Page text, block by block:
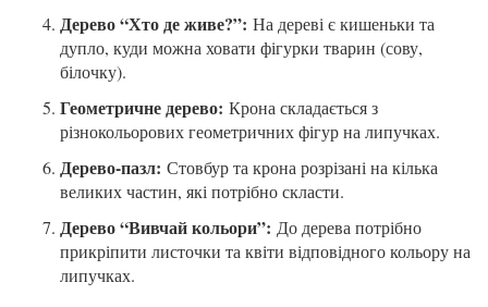
Дерево “Хто де живе?”: На дереві є кишеньки та
дупло, куди можна ховати фігурки тварин (сову,
білочку).
Геометричне дерево: Крона складається з
різнокольорових геометричних фігур на липучках.
Дерево-пазл: Стовбур та крона розрізані на кілька
великих частин, які потрібно скласти.
Дерево “Вивчай кольори”: До дерева потрібно
прикріпити листочки та квіти відповідного кольору на
липучках.